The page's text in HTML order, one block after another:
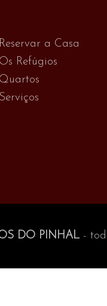
Reservar a Casa
Os Refúgios
Quartos
Serviços
DO PINHAL-